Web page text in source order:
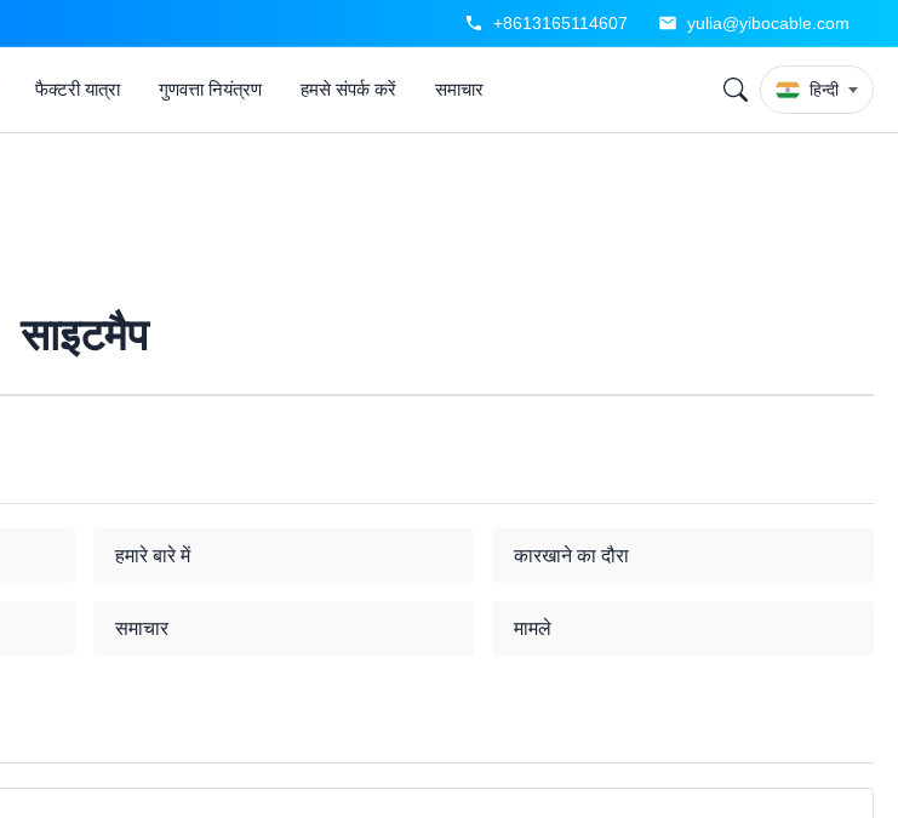
+8613165114607 yulia@yibocable.com
फैक्टरी यात्रा गुणवत्ता नियंत्रण हमसे संपर्क करें समाचार हिन्दी
साइटमैप
हमारे बारे में कारखाने का दौरा
समाचार मामले